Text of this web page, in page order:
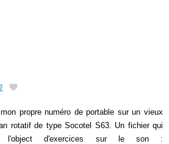
propre numéro de portable sur un vieux
rotatif de type Socotel S63. Un fichier qui
l'object d'exercices sur le son :